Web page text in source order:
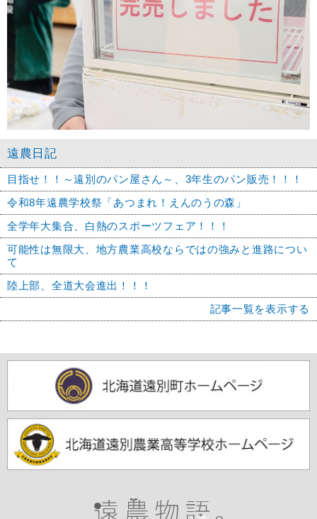
遠農日記
目指せ！！～遠別のパン屋さん～、3年生のパン販売！！！
令和8年遠農学校祭「あつまれ！えんのうの森」
全学年大集合、白熱のスポーツフェア！！！
可能性は無限大、地方農業高校ならではの強みと進路につい
て
陸上部、全道大会進出！！！
記事一覧を表示する